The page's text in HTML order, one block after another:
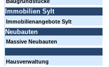
Immobilien Sylt
Immobilienangebote Sylt
Neubauten
Massive Neubauten
Hausverwaltung